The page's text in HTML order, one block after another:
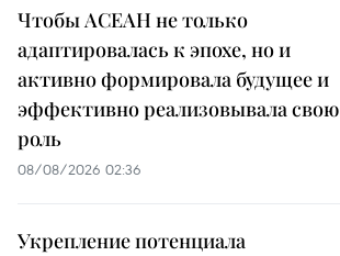
Чтобы АСЕАН не только
адаптировалась к эпохе, но и
активно формировала будущее и
эффективно реализовывала свою
роль
08/08/2026 02:36
Укрепление потенциала